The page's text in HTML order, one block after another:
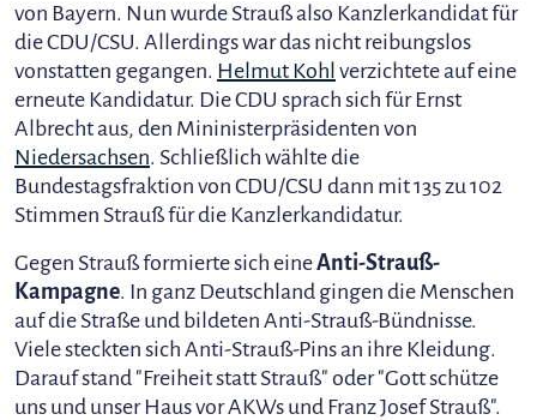
von Bayern. Nun wurde Strauß also Kanzlerkandidat für
die CDU/CSU. Allerdings war das nicht reibungslos
vonstatten gegangen. Helmut Kohl verzichtete auf eine
erneute Kandidatur. Die CDU sprach sich für Ernst
Albrecht aus, den Mininisterpräsidenten von
Niedersachsen. Schließlich wählte die
Bundestagsfraktion von CDU/CSU dann mit 135 zu 102
Stimmen Strauß für die Kanzlerkandidatur.
Gegen Strauß formierte sich eineAnti-Strauß-
Kampagne. In ganz Deutschland gingen die Menschen
auf die Straße und bildeten Anti-Strauß-Bündnisse.
Viele steckten sich Anti-Strauß-Pins an ihre Kleidung.
Darauf stand "Freiheit statt Strauß" oder "Gott schütze
uns und unser Haus vor AKWs und Franz Josef Strauß".